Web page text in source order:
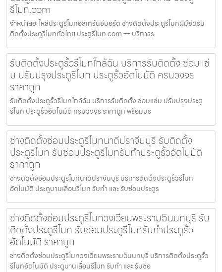
รีโมท.com
จำหน่ายอะไหล่ประตูรีโมทอีสเทิร์นซีบอร์ด ช่างติดตั้งประตูรีโมทฝีมือดีรับ
ติดตั้งประตูรีโมททั่วไทย ประตูรีโมท.com — บริการร
รับติดตั้งประตูรั้วรีโมทใกล้ฉัน บริการรับติดตั้ง ซ่อมแซ่
ม ปรับปรุงประตูรีโมท ประตูรั้วอัตโนมัติ ครบวงจร
ราคาถูก
รับติดตั้งประตูรั้วรีโมทใกล้ฉัน บริการรับติดตั้ง ซ่อมแซ่ม ปรับปรุงประตู
รีโมท ประตูรั้วอัตโนมัติ ครบวงจร ราคาถูก พร้อมบริ
ช่างติดตั้งซ่อมประตูรีโมทนาดีปราจีนบุรี รับติดตั้ง
ประตูรีโมท รับซ่อมประตูรีโมทรับทำประตูรั้วอัตโนมัติ
ราคาถูก
ช่างติดตั้งซ่อมประตูรีโมทนาดีปราจีนบุรี บริการติดตั้งประตูรั้วรีโมท
อัตโนมัติ ประตูบานเลื่อนรีโมท รับทำ และ รับซ่อมประตูร
ช่างติดตั้งซ่อมประตูรีโมทวงเวียนพระราม5นนทบุรี รับ
ติดตั้งประตูรีโมท รับซ่อมประตูรีโมทรับทำประตูรั้ว
อัตโนมัติ ราคาถูก
ช่างติดตั้งซ่อมประตูรีโมทวงเวียนพระราม5นนทบุรี บริการติดตั้งประตูรั้ว
รีโมทอัตโนมัติ ประตูบานเลื่อนรีโมท รับทำ และ รับซ่อ